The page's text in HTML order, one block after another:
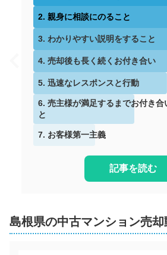
2. 親身に相談にのること
3. わかりやすい説明をすること
4. 売却後も長く続くお付き合い
5. 迅速なレスポンスと行動
6. 売主様が満足するまでお付き合
と
7. お客様第一主義
記事を読む
島根県の中古マンション売却